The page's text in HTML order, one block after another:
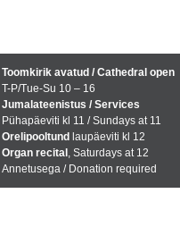
Toomkirik avatud / Cathedral open
T-P/Tue-Su 10 – 16
Jumalateenistus / Services
Pühapäeviti kl 11 / Sundays at 11
Orelipooltund laupäeviti kl 12
Organ recital , Saturdays at 12
Annetusega / Donation required